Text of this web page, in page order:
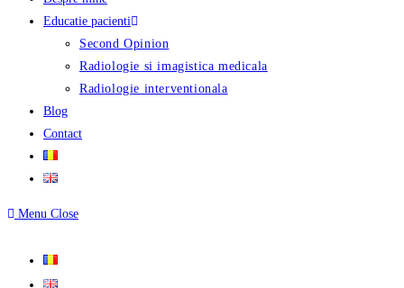
Educatie pacienti
Second Opinion
Radiologie si imagistica medicala
Radiologie interventionala
Blog
Contact
Menu Close